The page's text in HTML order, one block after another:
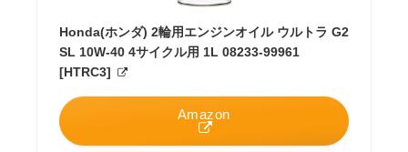
Honda(ホンダ) 2輪用エンジンオイル ウルトラ G2
SL 10W-40 4サイクル用 1L 08233-99961
[HTRC3]
Amazon